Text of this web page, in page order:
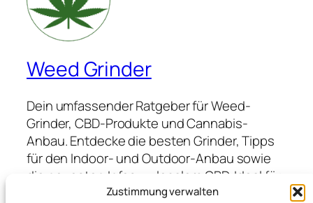
Zustimmung verwalten
Weed Grinder
Dein umfassender Ratgeber für Weed-
Grinder, CBD-Produkte und Cannabis-
Anbau. Entdecke die besten Grinder, Tipps
für den Indoor- und Outdoor-Anbau sowie
die neuesten Infos zu legalem CBD. Ideal für
Anfänger und Profis, die hochwertige